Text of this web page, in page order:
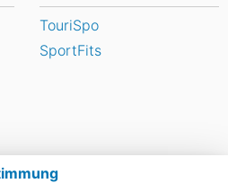
TouriSpo
SportFits